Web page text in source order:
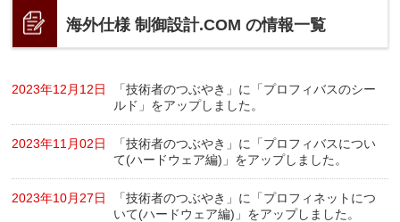
海外仕様 制御設計.COM の情報一覧
2023年12月12日
「技術者のつぶやき」に「プロフィバスのシー
ルド」をアップしました。
2023年11月02日
「技術者のつぶやき」に「プロフィバスについ
て(ハードウェア編)」をアップしました。
2023年10月27日
「技術者のつぶやき」に「プロフィネットにつ
いて(ハードウェア編)」をアップしました。